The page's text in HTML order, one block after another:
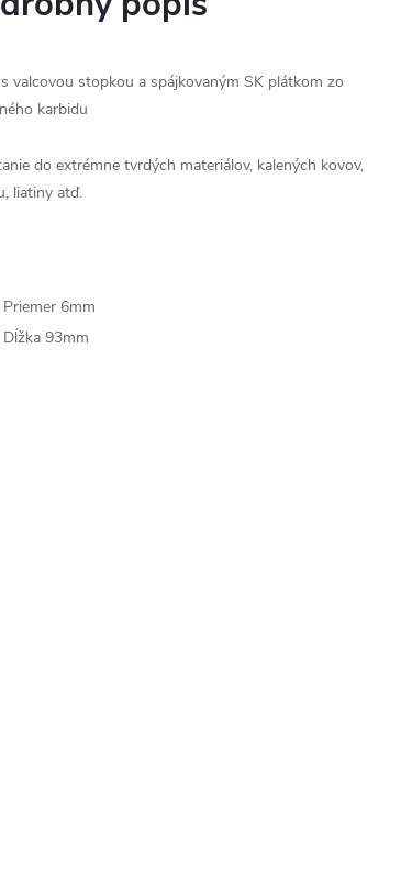
valcovou stopkou a spájkovaným SK plátkom zo
karbidu
do extrémne tvrdých materiálov, kalených kovov,
liatiny atď.
Priemer 6mm
Dĺžka 93mm